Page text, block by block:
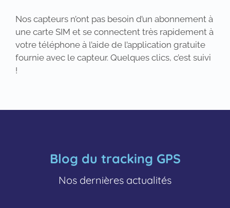
Nos capteurs n’ont pas besoin d’un abonnement à
une carte SIM et se connectent très rapidement à
votre téléphone à l’aide de l’application gratuite
fournie avec le capteur. Quelques clics, c’est suivi
!
Blog du tracking GPS
Nos dernières actualités